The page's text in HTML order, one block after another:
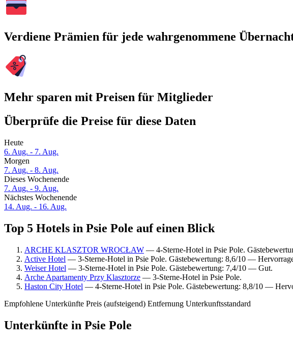
Verdiene Prämien für jede wahrgenommene
Mehr sparen mit Preisen für Mitglieder
Überprüfe die Preise für diese Daten
Heute
6. Aug. - 7. Aug.
Morgen
7. Aug. - 8. Aug.
Dieses Wochenende
7. Aug. - 9. Aug.
Nächstes Wochenende
14. Aug. - 16. Aug.
Top 5 Hotels in Psie Pole auf einen Blick
ARCHE KLASZTOR WROCŁAW — 4-Sterne-Hotel in Psie Pole.
Active Hotel — 3-Sterne-Hotel in Psie Pole. Gästebewertung: 8,6/10 —
Weiser Hotel — 3-Sterne-Hotel in Psie Pole. Gästebewertung: 7,4/10 — Gut.
Arche Apartamenty Przy Klasztorze — 3-Sterne-Hotel in Psie Pole.
Haston City Hotel — 4-Sterne-Hotel in Psie Pole. Gästebewertung: 8,8/10 —
Empfohlene Unterkünfte Preis (aufsteigend) Entfernung Unterkunftsstandard
Unterkünfte in Psie Pole